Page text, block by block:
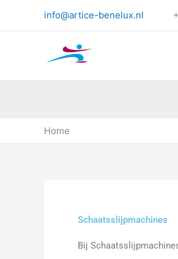
info@artice-benelux.nl
Home
Schaatsslijpmachines
Bij